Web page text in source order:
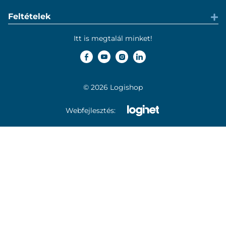
Feltételek
Itt is megtalál minket!
© 2026 Logishop
Webfejlesztés: